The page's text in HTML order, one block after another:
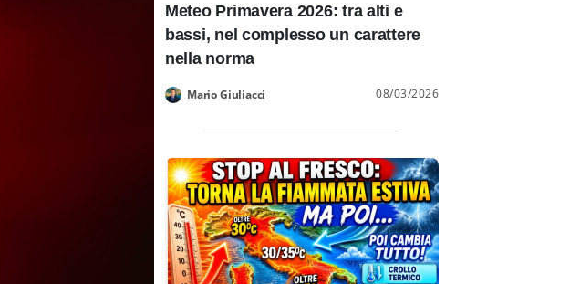
Meteo Primavera 2026: tra alti e
bassi, nel complesso un carattere
nella norma
Mario Giuliacci 08/03/2026